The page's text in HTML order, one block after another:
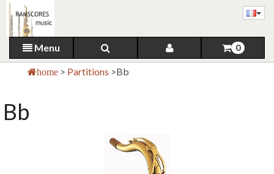
Menu 0
home > Partitions >Bb
Bb